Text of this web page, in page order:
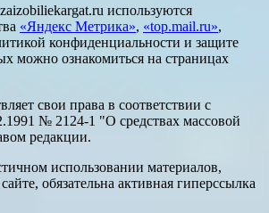
используются
«Яндекс Метрика», «top.mail.ru»,
конфиденциальности и защите
можно ознакомиться на страницах
свои права в соответствии с
№ 2124-1 "О средствах массовой
редакции.
использовании материалов,
обязательна активная гиперссылка